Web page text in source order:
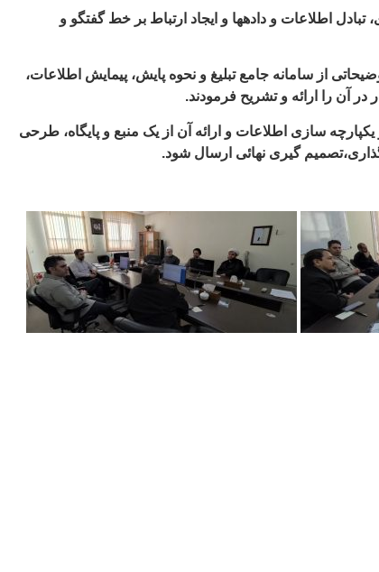
اطلاعات و داده­ها و ایجاد ارتباط بر خط گفتگو و
از سامانه جامع تبلیغ و نحوه پایش، پیمایش اطلاعات،
آن را ارائه و تشریح فرمودند.
سازی اطلاعات و ارائه آن از یک منبع و پایگاه، طرحی
گیری نهائی ارسال شود.